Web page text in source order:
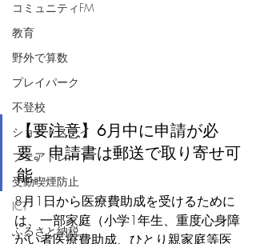
コミュニティFM
教育
野外で算数
プレイパーク
不登校
ショートステイ
フェアトレード
受動喫煙防止
ICT
ふるさと納税
【要注意】6月中に申請が必
要。申請書は郵送で取り寄せ可
能。
8月1日から医療費助成を受けるために
は、一部家庭（小学1年生、重度心身障
がい者医療費助成、ひとり親家庭等医